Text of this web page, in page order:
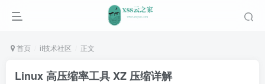
首页 it技术社区 正文
Linux 高压缩率工具 XZ 压缩详解